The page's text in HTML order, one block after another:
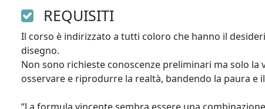
REQUISITI
Il corso è indirizzato a tutti coloro che hanno il
disegno.
Non sono richieste conoscenze preliminari ma solo la
osservare e riprodurre la realtà, bandendo la paura e